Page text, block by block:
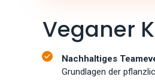
Veganer
Nachhaltiges
Grundlagen der